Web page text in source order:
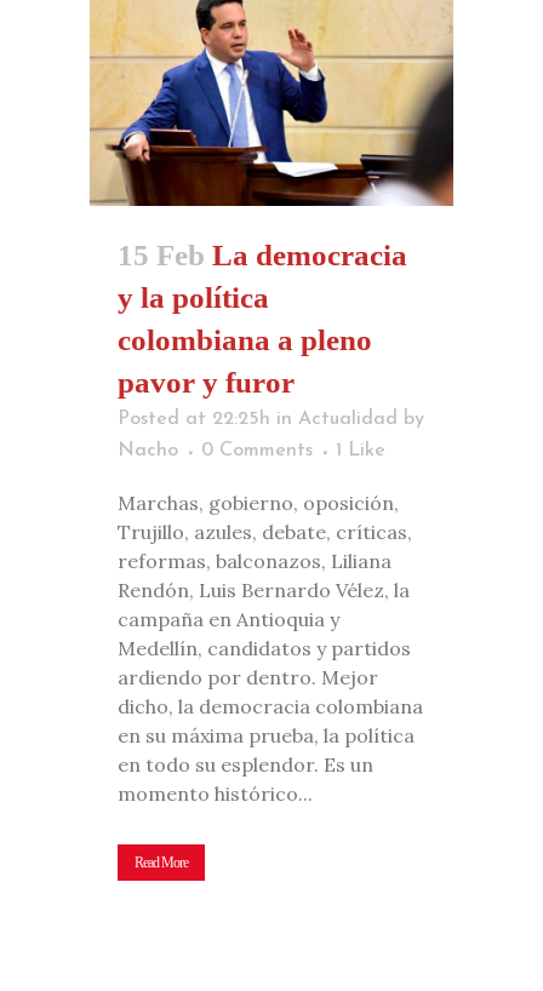
15 Feb La democracia
y la política
colombiana a pleno
pavor y furor
Posted at 22:25h in Actualidad
by
Nacho
0 Comments 1 Like
Marchas, gobierno, oposición,
Trujillo, azules, debate, críticas,
reformas, balconazos, Liliana
Rendón, Luis Bernardo Vélez, la
campaña en Antioquia y
Medellín, candidatos y partidos
ardiendo por dentro. Mejor
dicho, la democracia colombiana
en su máxima prueba, la política
en todo su esplendor. Es un
momento histórico...
Read More